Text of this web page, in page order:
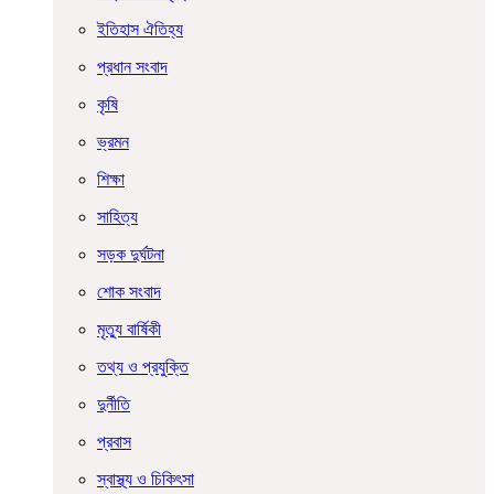
ইতিহাস ঐতিহ্য
প্রধান সংবাদ
কৃষি
ভ্রমন
শিক্ষা
সাহিত্য
সড়ক দুর্ঘটনা
শোক সংবাদ
মৃত্যু বার্ষিকী
তথ্য ও প্রযুক্তি
দুর্নীতি
প্রবাস
স্বাস্থ্য ও চিকিৎসা